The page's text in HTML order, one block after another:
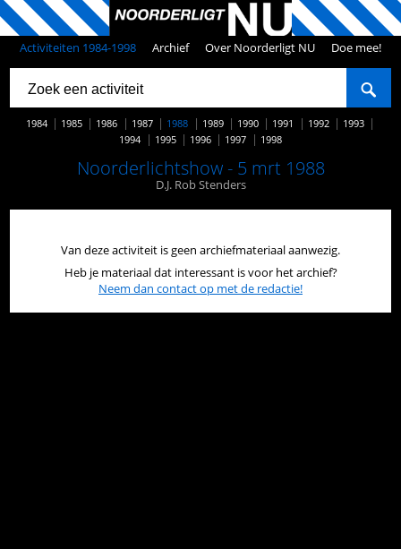
Activiteiten 1984-1998 Archief Over Noorderligt NU Doe mee!
1984 1985 1986 1987 1988 1989 1990 1991 1992
1993
1994
1995 1996 1997 1998
Noorderlichtshow - 5 mrt 1988
D.J. Rob Stenders
Van deze activiteit is geen archiefmateriaal aanwezig.
Heb je materiaal dat interessant is voor het archief?
Neem dan contact op met de redactie!